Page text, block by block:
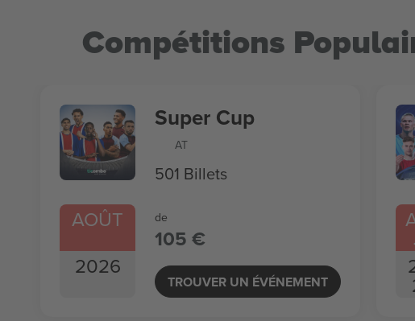
Compétitions
AOÛT
2026
Super Cup
AT
501 Billets
de
105 €
TROUVER UN ÉVÉNEMENT